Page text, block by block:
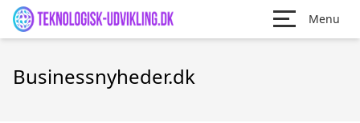
Menu
Businessnyheder.dk